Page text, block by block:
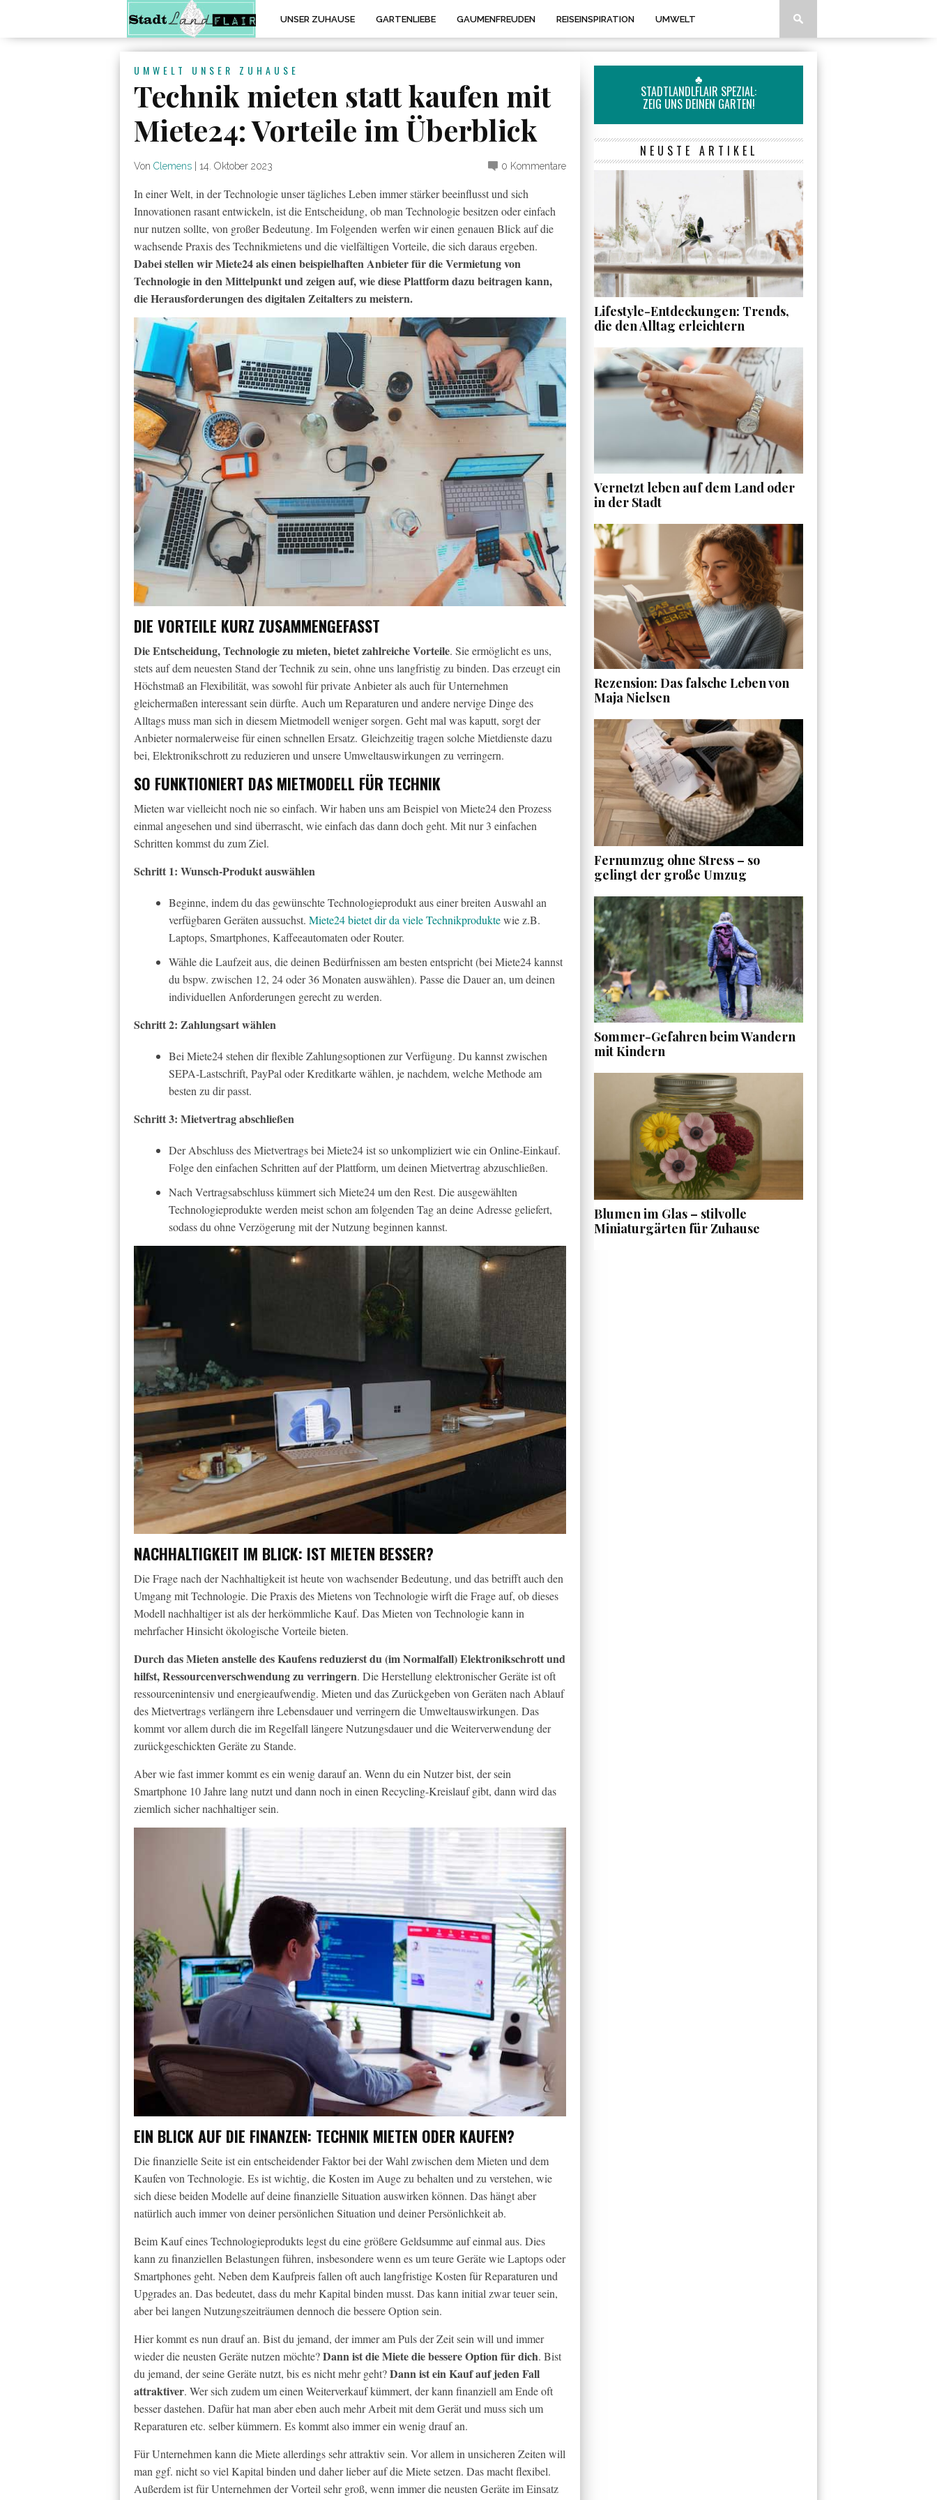
UNSER ZUHAUSE GARTENLIEBE GAUMENFREUDEN REISEINSPIRATION UMWELT
UMWELT UNSER ZUHAUSE
Technik mieten statt kaufen mit
Miete24: Vorteile im Überblick
Von Clemens 14. Oktober 2023 0 Kommentare
In einer Welt, in der Technologie unser tägliches Leben immer stärker beeinflusst und sich
Innovationen rasant entwickeln, ist die Entscheidung, ob man Technologie besitzen oder einfach
nur nutzen sollte, von großer Bedeutung. Im Folgenden werfen wir einen genauen Blick auf die
wachsende Praxis des Technikmietens und die vielfältigen Vorteile, die sich daraus ergeben.
Dabei stellen wir Miete24 als einen beispielhaften Anbieter für die Vermietung von
Technologie in den Mittelpunkt und zeigen auf, wie diese Plattform dazu beitragen kann,
die Herausforderungen des digitalen Zeitalters zu meistern.
DIE VORTEILE KURZ ZUSAMMENGEFASST
Die Entscheidung, Technologie zu mieten, bietet zahlreiche Vorteile. Sie ermöglicht es uns,
stets auf dem neuesten Stand der Technik zu sein, ohne uns langfristig zu binden. Das erzeugt ein
Höchstmaß an Flexibilität, was sowohl für private Anbieter als auch für Unternehmen
gleichermaßen interessant sein dürfte. Auch um Reparaturen und andere nervige Dinge des
Alltags muss man sich in diesem Mietmodell weniger sorgen. Geht mal was kaputt, sorgt der
Anbieter normalerweise für einen schnellen Ersatz. Gleichzeitig tragen solche Mietdienste dazu
bei, Elektronikschrott zu reduzieren und unsere Umweltauswirkungen zu verringern.
SO FUNKTIONIERT DAS MIETMODELL FÜR TECHNIK
Mieten war vielleicht noch nie so einfach. Wir haben uns am Beispiel von Miete24 den Prozess
einmal angesehen und sind überrascht, wie einfach das dann doch geht. Mit nur 3 einfachen
Schritten kommst du zum Ziel.
Schritt 1: Wunsch-Produkt auswählen
Beginne, indem du das gewünschte Technologieprodukt aus einer breiten Auswahl an
verfügbaren Geräten aussuchst. Miete24 bietet dir da viele Technikproduktewie z.B.
Laptops, Smartphones, Kaffeeautomaten oder Router.
Wähle die Laufzeit aus, die deinen Bedürfnissen am besten entspricht (bei Miete24 kannst
du bspw. zwischen 12, 24 oder 36 Monaten auswählen). Passe die Dauer an, um deinen
individuellen Anforderungen gerecht zu werden.
Schritt 2: Zahlungsart wählen
Bei Miete24 stehen dir flexible Zahlungsoptionen zur Verfügung. Du kannst zwischen
SEPA-Lastschrift, PayPal oder Kreditkarte wählen, je nachdem, welche Methode am
besten zu dir passt.
Schritt 3: Mietvertrag abschließen
Der Abschluss des Mietvertrags bei Miete24 ist so unkompliziert wie ein Online-Einkauf.
Folge den einfachen Schritten auf der Plattform, um deinen Mietvertrag abzuschließen.
Nach Vertragsabschluss kümmert sich Miete24 um den Rest. Die ausgewählten
Technologieprodukte werden meist schon am folgenden Tag an deine Adresse geliefert,
sodass du ohne Verzögerung mit der Nutzung beginnen kannst.
NACHHALTIGKEIT IM BLICK: IST MIETEN BESSER?
Die Frage nach der Nachhaltigkeit ist heute von wachsender Bedeutung, und das betrifft auch den
Umgang mit Technologie. Die Praxis des Mietens von Technologie wirft die Frage auf, ob dieses
Modell nachhaltiger ist als der herkömmliche Kauf. Das Mieten von Technologie kann in
mehrfacher Hinsicht ökologische Vorteile bieten.
Durch das Mieten anstelle des Kaufens reduzierst du (im Normalfall) Elektronikschrott und
hilfst, Ressourcenverschwendung zu verringern. Die Herstellung elektronischer Geräte ist oft
ressourcenintensiv und energieaufwendig. Mieten und das Zurückgeben von Geräten nach Ablauf
des Mietvertrags verlängern ihre Lebensdauer und verringern die Umweltauswirkungen. Das
kommt vor allem durch die im Regelfall längere Nutzungsdauer und die Weiterverwendung der
zurückgeschickten Geräte zu Stande.
Aber wie fast immer kommt es ein wenig darauf an. Wenn du ein Nutzer bist, der sein
Smartphone 10 Jahre lang nutzt und dann noch in einen Recycling-Kreislauf gibt, dann wird das
ziemlich sicher nachhaltiger sein.
EIN BLICK AUF DIE FINANZEN: TECHNIK MIETEN ODER KAUFEN?
Die finanzielle Seite ist ein entscheidender Faktor bei der Wahl zwischen dem Mieten und dem
Kaufen von Technologie. Es ist wichtig, die Kosten im Auge zu behalten und zu verstehen, wie
sich diese beiden Modelle auf deine finanzielle Situation auswirken können. Das hängt aber
natürlich auch immer von deiner persönlichen Situation und deiner Persönlichkeit ab.
Beim Kauf eines Technologieprodukts legst du eine größere Geldsumme auf einmal aus. Dies
kann zu finanziellen Belastungen führen, insbesondere wenn es um teure Geräte wie Laptops oder
Smartphones geht. Neben dem Kaufpreis fallen oft auch langfristige Kosten für Reparaturen und
Upgrades an. Das bedeutet, dass du mehr Kapital binden musst. Das kann initial zwar teuer sein,
aber bei langen Nutzungszeiträumen dennoch die bessere Option sein.
Hier kommt es nun drauf an. Bist du jemand, der immer am Puls der Zeit sein will und immer
wieder die neusten Geräte nutzen möchte?Dann ist die Miete die bessere Option für dich. Bist
du jemand, der seine Geräte nutzt, bis es nicht mehr geht?Dann ist ein Kauf auf jeden Fall
attraktiver. Wer sich zudem um einen Weiterverkauf kümmert, der kann finanziell am Ende oft
besser dastehen. Dafür hat man aber eben auch mehr Arbeit mit dem Gerät und muss sich um
Reparaturen etc. selber kümmern. Es kommt also immer ein wenig drauf an.
Für Unternehmen kann die Miete allerdings sehr attraktiv sein. Vor allem in unsicheren Zeiten will
man ggf. nicht so viel Kapital binden und daher lieber auf die Miete setzen. Das macht flexibel.
Außerdem ist für Unternehmen der Vorteil sehr groß, wenn immer die neusten Geräte im Einsatz
♣
STADTLANDLFLAIR SPEZIAL:
ZEIG UNS DEINEN GARTEN!
NEUSTE ARTIKEL
Lifestyle-Entdeckungen: Trends,
die den Alltag erleichtern
Vernetzt leben auf dem Land oder
in der Stadt
Rezension: Das falsche Leben von
Maja Nielsen
Fernumzug ohne Stress – so
gelingt der große Umzug
Sommer-Gefahren beim Wandern
mit Kindern
Blumen im Glas – stilvolle
Miniaturgärten für Zuhause